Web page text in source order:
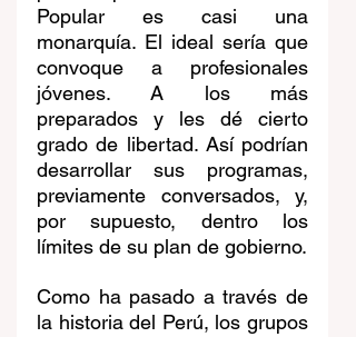
Popular es casi una
monarquía. El ideal sería que
convoque a profesionales
jóvenes. A los más
preparados y les dé cierto
grado de libertad. Así podrían
desarrollar sus programas,
previamente conversados, y,
por supuesto, dentro los
límites de su plan de gobierno.
Como ha pasado a través de
la historia del Perú, los grupos